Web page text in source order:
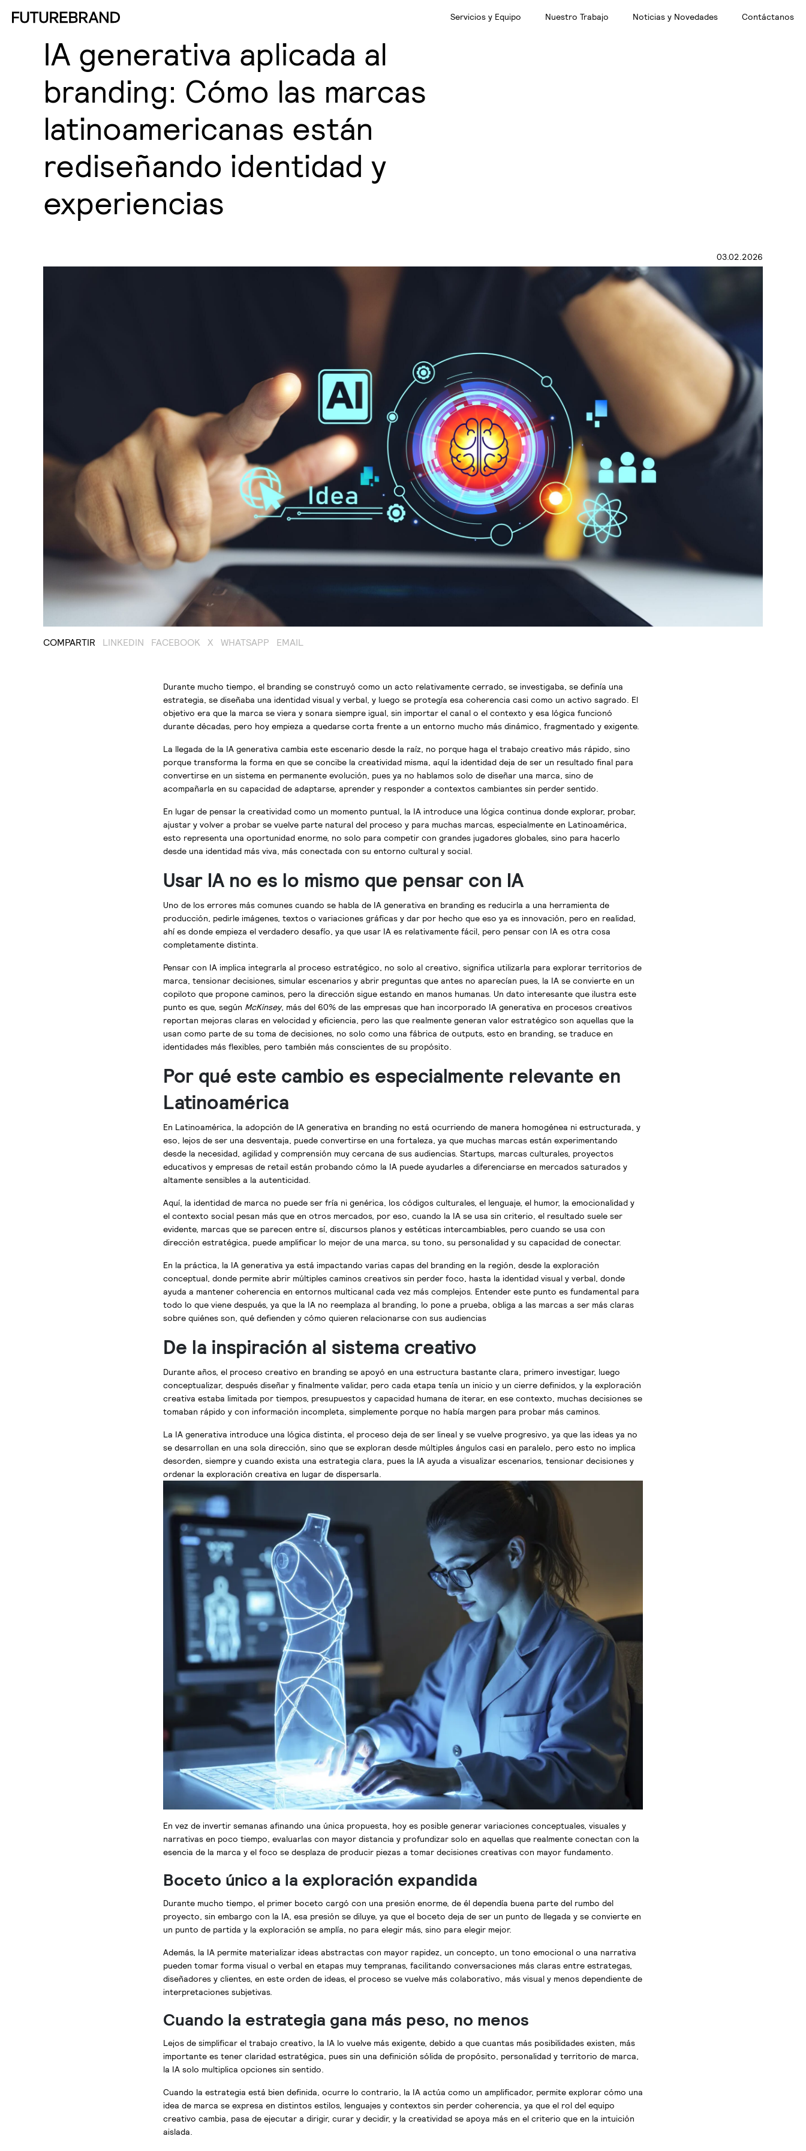
Servicios y Equipo Nuestro Trabajo Noticias y Novedades Contáctanos
IA generativa aplicada al
branding: Cómo las marcas
latinoamericanas están
rediseñando identidad y
experiencias
03.02.2026
COMPARTIR LINKEDIN FACEBOOK X WHATSAPP EMAIL
Durante mucho tiempo, el branding se construyó como un acto relativamente cerrado, se investigaba, se definía una
estrategia, se diseñaba una identidad visual y verbal, y luego se protegía esa coherencia casi como un activo sagrado. El
objetivo era que la marca se viera y sonara siempre igual, sin importar el canal o el contexto y esa lógica funcionó
durante décadas, pero hoy empieza a quedarse corta frente a un entorno mucho más dinámico, fragmentado y exigente.
La llegada de la IA generativa cambia este escenario desde la raíz, no porque haga el trabajo creativo más rápido, sino
porque transforma la forma en que se concibe la creatividad misma, aquí la identidad deja de ser un resultado final para
convertirse en un sistema en permanente evolución, pues ya no hablamos solo de diseñar una marca, sino de
acompañarla en su capacidad de adaptarse, aprender y responder a contextos cambiantes sin perder sentido.
En lugar de pensar la creatividad como un momento puntual, la IA introduce una lógica continua donde explorar, probar,
ajustar y volver a probar se vuelve parte natural del proceso y para muchas marcas, especialmente en Latinoamérica,
esto representa una oportunidad enorme, no solo para competir con grandes jugadores globales, sino para hacerlo
desde una identidad más viva, más conectada con su entorno cultural y social.
Usar IA no es lo mismo que pensar con IA
Uno de los errores más comunes cuando se habla de IA generativa en branding es reducirla a una herramienta de
producción, pedirle imágenes, textos o variaciones gráficas y dar por hecho que eso ya es innovación, pero en realidad,
ahí es donde empieza el verdadero desafío, ya que usar IA es relativamente fácil, pero pensar con IA es otra cosa
completamente distinta.
Pensar con IA implica integrarla al proceso estratégico, no solo al creativo, significa utilizarla para explorar territorios de
marca, tensionar decisiones, simular escenarios y abrir preguntas que antes no aparecían pues, la IA se convierte en un
copiloto que propone caminos, pero la dirección sigue estando en manos humanas. Un dato interesante que ilustra este
punto es que, según McKinsey, más del 60% de las empresas que han incorporado IA generativa en procesos creativos
reportan mejoras claras en velocidad y eficiencia, pero las que realmente generan valor estratégico son aquellas que la
usan como parte de su toma de decisiones, no solo como una fábrica de outputs, esto en branding, se traduce en
identidades más flexibles, pero también más conscientes de su propósito.
Por qué este cambio es especialmente relevante en
Latinoamérica
En Latinoamérica, la adopción de IA generativa en branding no está ocurriendo de manera homogénea ni estructurada, y
eso, lejos de ser una desventaja, puede convertirse en una fortaleza, ya que muchas marcas están experimentando
desde la necesidad, agilidad y comprensión muy cercana de sus audiencias. Startups, marcas culturales, proyectos
educativos y empresas de retail están probando cómo la IA puede ayudarles a diferenciarse en mercados saturados y
altamente sensibles a la autenticidad.
Aquí, la identidad de marca no puede ser fría ni genérica, los códigos culturales, el lenguaje, el humor, la emocionalidad y
el contexto social pesan más que en otros mercados, por eso, cuando la IA se usa sin criterio, el resultado suele ser
evidente, marcas que se parecen entre sí, discursos planos y estéticas intercambiables, pero cuando se usa con
dirección estratégica, puede amplificar lo mejor de una marca, su tono, su personalidad y su capacidad de conectar.
En la práctica, la IA generativa ya está impactando varias capas del branding en la región, desde la exploración
conceptual, donde permite abrir múltiples caminos creativos sin perder foco, hasta la identidad visual y verbal, donde
ayuda a mantener coherencia en entornos multicanal cada vez más complejos. Entender este punto es fundamental para
todo lo que viene después, ya que la IA no reemplaza al branding, lo pone a prueba, obliga a las marcas a ser más claras
sobre quiénes son, qué defienden y cómo quieren relacionarse con sus audiencias
De la inspiración al sistema creativo
Durante años, el proceso creativo en branding se apoyó en una estructura bastante clara, primero investigar, luego
conceptualizar, después diseñar y finalmente validar, pero cada etapa tenía un inicio y un cierre definidos, y la exploración
creativa estaba limitada por tiempos, presupuestos y capacidad humana de iterar, en ese contexto, muchas decisiones se
tomaban rápido y con información incompleta, simplemente porque no había margen para probar más caminos.
La IA generativa introduce una lógica distinta, el proceso deja de ser lineal y se vuelve progresivo, ya que las ideas ya no
se desarrollan en una sola dirección, sino que se exploran desde múltiples ángulos casi en paralelo, pero esto no implica
desorden, siempre y cuando exista una estrategia clara, pues la IA ayuda a visualizar escenarios, tensionar decisiones y
ordenar la exploración creativa en lugar de dispersarla.
En vez de invertir semanas afinando una única propuesta, hoy es posible generar variaciones conceptuales, visuales y
narrativas en poco tiempo, evaluarlas con mayor distancia y profundizar solo en aquellas que realmente conectan con la
esencia de la marca y el foco se desplaza de producir piezas a tomar decisiones creativas con mayor fundamento.
Boceto único a la exploración expandida
Durante mucho tiempo, el primer boceto cargó con una presión enorme, de él dependía buena parte del rumbo del
proyecto, sin embargo con la IA, esa presión se diluye, ya que el boceto deja de ser un punto de llegada y se convierte en
un punto de partida y la exploración se amplía, no para elegir más, sino para elegir mejor.
Además, la IA permite materializar ideas abstractas con mayor rapidez, un concepto, un tono emocional o una narrativa
pueden tomar forma visual o verbal en etapas muy tempranas, facilitando conversaciones más claras entre estrategas,
diseñadores y clientes, en este orden de ideas, el proceso se vuelve más colaborativo, más visual y menos dependiente de
interpretaciones subjetivas.
Cuando la estrategia gana más peso, no menos
Lejos de simplificar el trabajo creativo, la IA lo vuelve más exigente, debido a que cuantas más posibilidades existen, más
importante es tener claridad estratégica, pues sin una definición sólida de propósito, personalidad y territorio de marca,
la IA solo multiplica opciones sin sentido.
Cuando la estrategia está bien definida, ocurre lo contrario, la IA actúa como un amplificador, permite explorar cómo una
idea de marca se expresa en distintos estilos, lenguajes y contextos sin perder coherencia, ya que el rol del equipo
creativo cambia, pasa de ejecutar a dirigir, curar y decidir, y la creatividad se apoya más en el criterio que en la intuición
aislada.